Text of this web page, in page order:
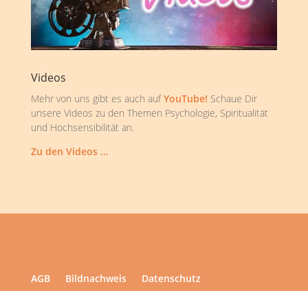
Videos
Mehr von uns gibt es auch aufYouTube! Schaue Dir
unsere Videos zu den Themen Psychologie, Spiritualität
und Hochsensibilität an.
Zu den Videos …
AGB Bildnachweis
Datenschutz